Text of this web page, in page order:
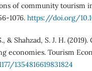
of community tourism
1076. https://doi.org/
& Shahzad, S. J. H.
economies. Tourism
1354816619831824